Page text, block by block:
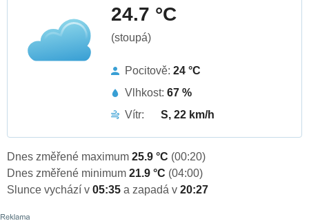
24.7 °C
(stoupá)
Pocitově: 24 °C
Vlhkost: 67 %
Vítr:
S, 22 km/h
Dnes změřené maximum 25.9 °C (00:20)
Dnes změřené minimum 21.9 °C (04:00)
Slunce vychází v 05:35 a zapadá v 20:27